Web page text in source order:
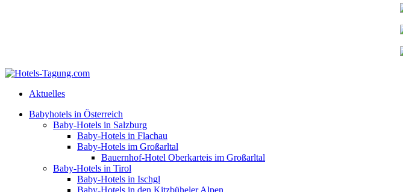
Aktuelles
Babyhotels in Österreich
Baby-Hotels in Salzburg
Baby-Hotels in Flachau
Baby-Hotels im Großarltal
Bauernhof-Hotel Oberkarteis im Großarltal
Baby-Hotels in Tirol
Baby-Hotels in Ischgl
Baby-Hotels in den Kitzbüheler Alpen